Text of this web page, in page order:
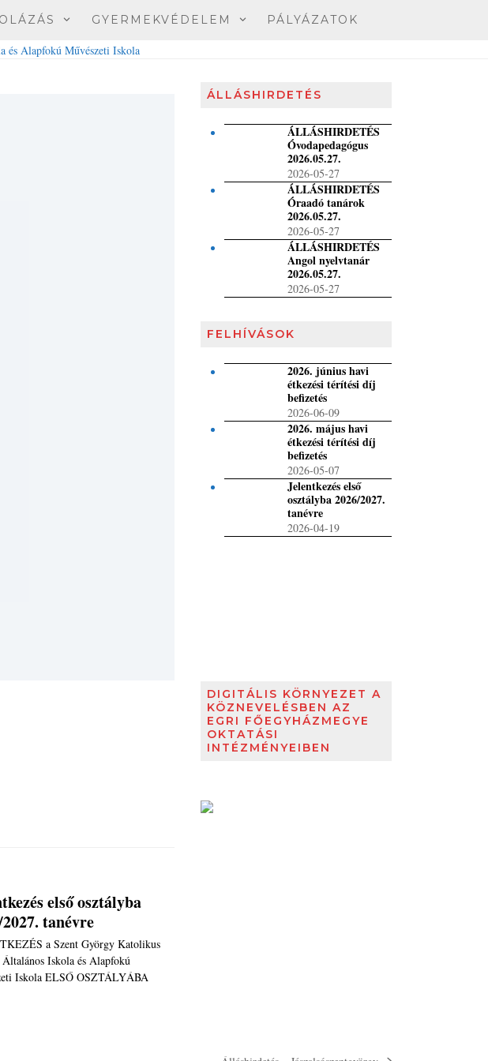
GYERMEKVÉDELEM PÁLYÁZATOK
első osztályba
tanévre
a Szent György Katolikus
Iskola és Alapfokú
Iskola ELSŐ OSZTÁLYÁBA
ÁLLÁSHIRDETÉS
ÁLLÁSHIRDETÉS
Óvodapedagógus
2026.05.27.
2026-05-27
ÁLLÁSHIRDETÉS
Óraadó tanárok
2026.05.27.
2026-05-27
ÁLLÁSHIRDETÉS
Angol nyelvtanár
2026.05.27.
2026-05-27
FELHÍVÁSOK
2026. június havi
étkezési térítési díj
befizetés
2026-06-09
2026. május havi
étkezési térítési díj
befizetés
2026-05-07
Jelentkezés első
osztályba 2026/2027.
tanévre
2026-04-19
DIGITÁLIS KÖRNYEZET A
KÖZNEVELÉSBEN AZ
EGRI FŐEGYHÁZMEGYE
OKTATÁSI
INTÉZMÉNYEIBEN